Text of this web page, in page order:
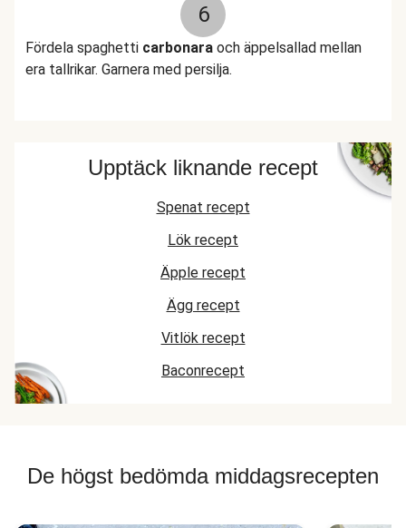
6
Fördela spaghetti carbonara och äppelsallad mellan
era tallrikar. Garnera med persilja.
Upptäck liknande recept
Spenat recept
Lök recept
Äpple recept
Ägg recept
Vitlök recept
Baconrecept
De högst bedömda middagsrecepten